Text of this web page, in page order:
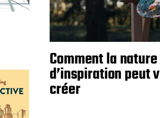
Comment la
d’inspiration peut
créer